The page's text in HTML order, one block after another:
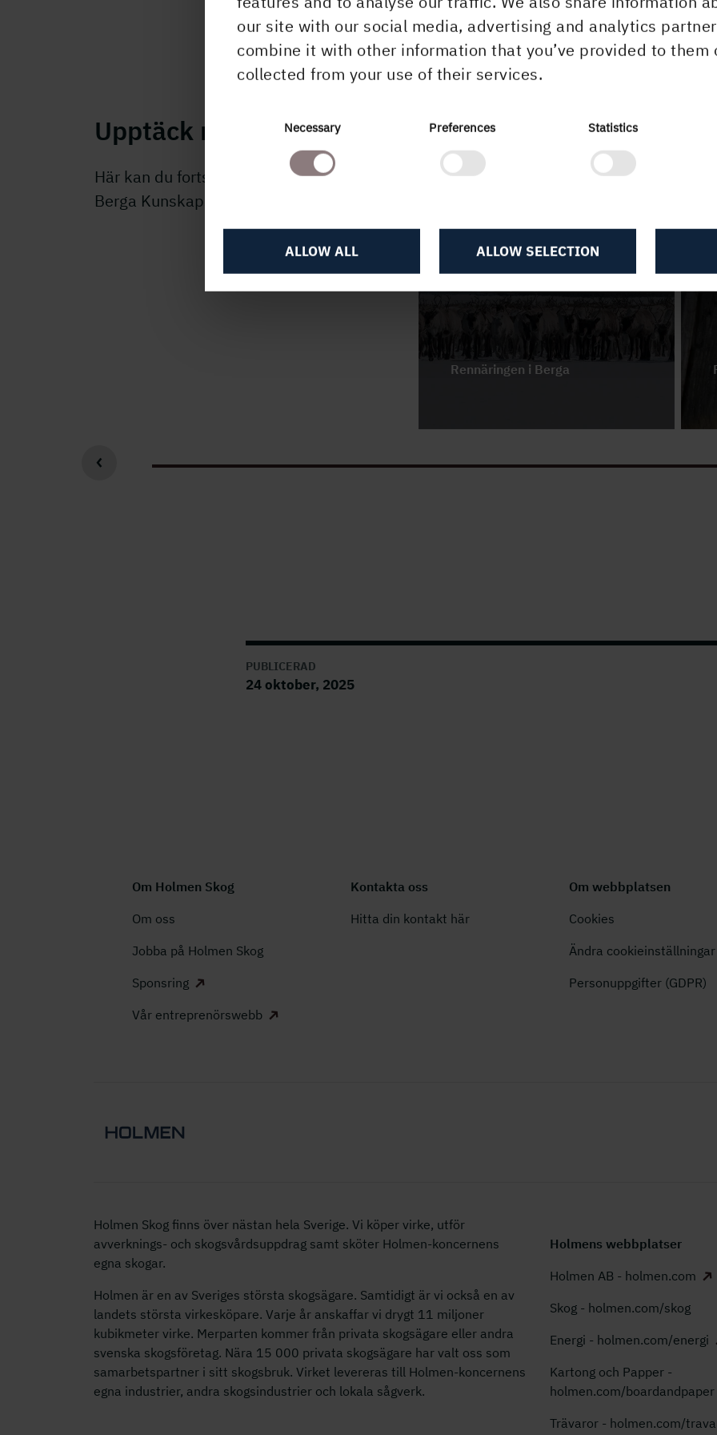
our site with our social media, advertising and analytics
combine it with other information that you’ve provided to them
collected from your use of their services.
Necessary Preferences Statistics
ALLOW SELECTION
ALLOW ALL
Upptäck mer
Här kan du fortsätta läsa om
Berga Kunskapsskog.
Rennäringen i Berga
glesa tallskogar med marklav
PUBLICERAD
24 oktober, 2025
Om Holmen Skog
Om oss
Jobba på Holmen Skog
Sponsring
Vår entreprenörswebb
Kontakta oss
Hitta din kontakt här
Om webbplatsen
Cookies
Ändra cookieinställningar
Personuppgifter (GDPR)
Holmen Skog finns över nästan hela Sverige. Vi köper virke, utför
avverknings- och skogsvårdsuppdrag samt sköter Holmen-koncernens
egna skogar.
Holmen är en av Sveriges största skogsägare. Samtidigt är vi också en av
landets största virkesköpare. Varje år anskaffar vi drygt 11 miljoner
kubikmeter virke. Merparten kommer från privata skogsägare eller andra
svenska skogsföretag. Nära 15 000 privata skogsägare har valt oss som
samarbetspartner i sitt skogsbruk. Virket levereras till Holmen-koncernens
egna industrier, andra skogsindustrier och lokala sågverk.
Holmens webbplatser
Holmen AB - holmen.com
Skog - holmen.com/skog
Energi - holmen.com/energi
Kartong och Papper -
holmen.com/boardandpaper
Trävaror - holmen.com/